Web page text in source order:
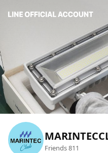
Friends811